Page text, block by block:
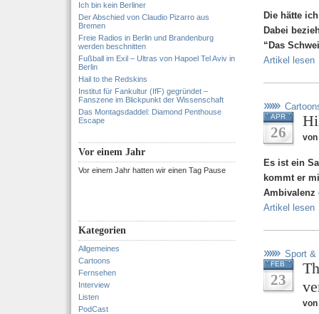
Ich bin kein Berliner
Der Abschied von Claudio Pizarro aus
Bremen
Freie Radios in Berlin und Brandenburg
werden beschnitten
Fußball im Exil – Ultras von Hapoel Tel Aviv in
Berlin
Hail to the Redskins
Institut für Fankultur (IfF) gegründet –
Fanszene im Blickpunkt der Wissenschaft
Das Montagsdaddel: Diamond Penthouse
Escape
Vor einem Jahr
Vor einem Jahr hatten wir einen Tag Pause
Kategorien
Allgemeines
Cartoons
Fernsehen
Interview
Listen
PodCast
Die hätte
Dabei
“Das
Artikel lesen
APR
26 von
Es ist ein
kommt er
Ambivalenz
Artikel lesen
Sport &
FEB
23